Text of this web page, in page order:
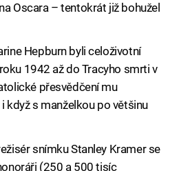
Oscara – tentokrát již bohužel
Hepburn byli celoživotní
1942 až do Tracyho smrti v
přesvědčení mu
když s manželkou po většinu
snímku Stanley Kramer se
(250 a 500 tisíc